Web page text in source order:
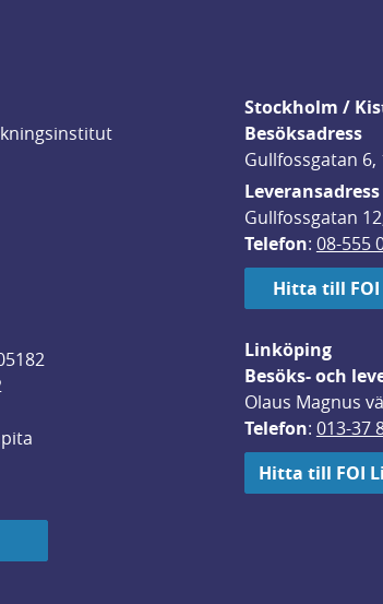
till annan webbplats, öppnas i nytt fönster.
Stockholm /
Besöksadress
Gullfossgatan 6,
Leveransadress
Gullfossgatan
Telefon: 08-555
Hitta till FOI
Linköping
Besöks- och
Olaus Magnus
Telefon: 013-37
Hitta till FOI